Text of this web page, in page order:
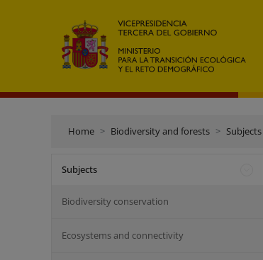
Home Biodiversity and forests Subjects
Subjects
Biodiversity conservation
Ecosystems and connectivity